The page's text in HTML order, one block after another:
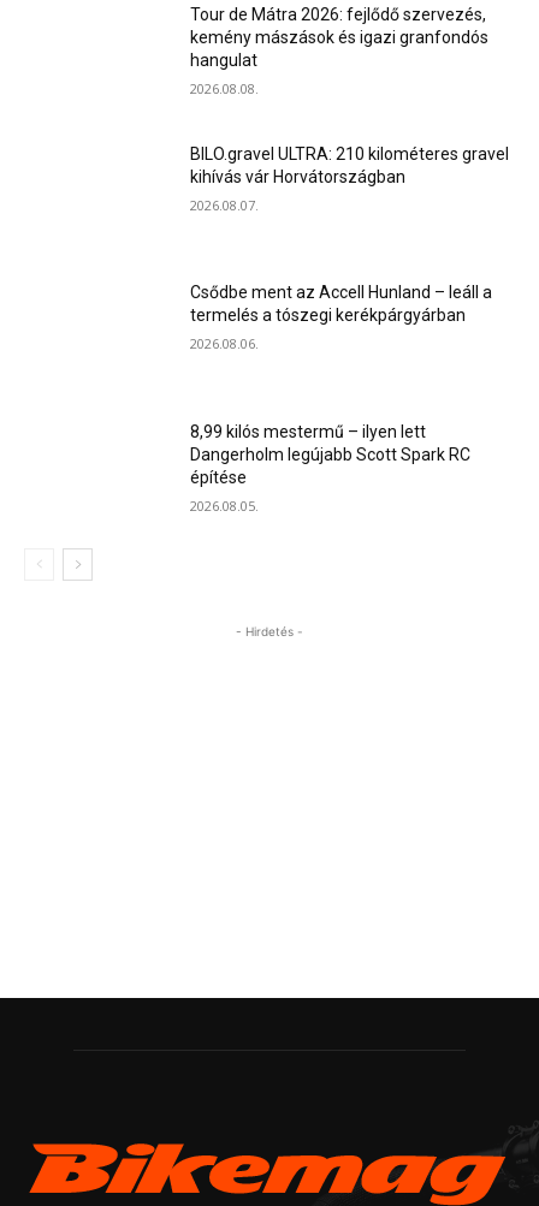
Tour de Mátra 2026: fejlődő szervezés,
kemény mászások és igazi granfondós
hangulat
2026.08.08.
BILO.gravel ULTRA: 210 kilométeres gravel
kihívás vár Horvátországban
2026.08.07.
Csődbe ment az Accell Hunland – leáll a
termelés a tószegi kerékpárgyárban
2026.08.06.
8,99 kilós mestermű – ilyen lett
Dangerholm legújabb Scott Spark RC
építése
2026.08.05.
- Hirdetés -